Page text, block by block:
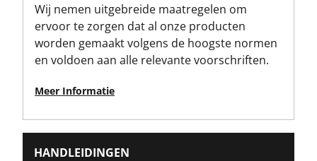
Wij nemen uitgebreide maatregelen om
ervoor te zorgen dat al onze producten
worden gemaakt volgens de hoogste normen
en voldoen aan alle relevante voorschriften.
Meer Informatie
HANDLEIDINGEN